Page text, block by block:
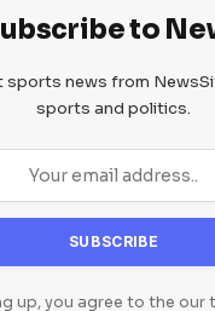
to
sports news from
sports and politics.
up, you agree to the our